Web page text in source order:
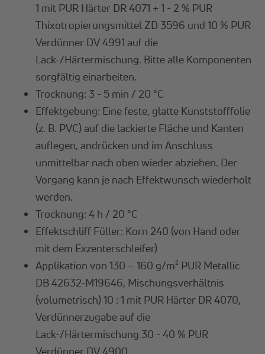
1 mit PUR Härter DR 4071 + 1 - 2 % PUR
Thixotropierungsmittel ZD 3596 und 10 % PUR
Verdünner DV 4991 auf die
Lack-/Härtermischung. Bitte alle Komponenten
sorgfältig einarbeiten.
Trocknung: 3 - 5 min / 20 °C
Effektgebung: Eine feste, glatte Kunststofffolie
(z. B. PVC) auf die lackierte Fläche und Kanten
auflegen, andrücken und im Anschluss
unmittelbar nach oben wieder abziehen. Der
Vorgang kann je nach Effektwunsch wiederholt
werden.
Trocknung: 4 h / 20 °C
Effektschliff Füller: Korn 240 (von Hand oder
mit dem Exzenterschleifer)
Applikation von 130 – 160 g/m² PUR Metallic
DB 42632-M19646, Mischungsverhältnis
(volumetrisch) 10 : 1 mit PUR Härter DR 4070,
Verdünnerzugabe auf die
Lack-/Härtermischung 30 - 40 % PUR
Verdünner DV 4900